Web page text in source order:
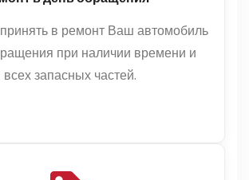
в ремонт Ваш автомобиль
при наличии времени и
всех запасных частей.